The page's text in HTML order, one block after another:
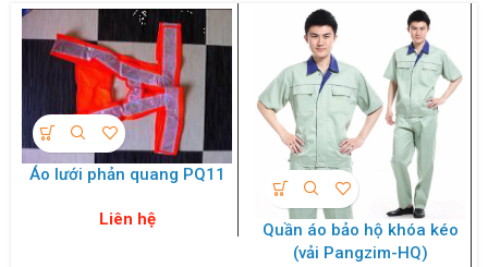
Áo lưới phản quang PQ11
Liên hệ
Quần áo bảo hộ khóa kéo
(vải Pangzim-HQ)